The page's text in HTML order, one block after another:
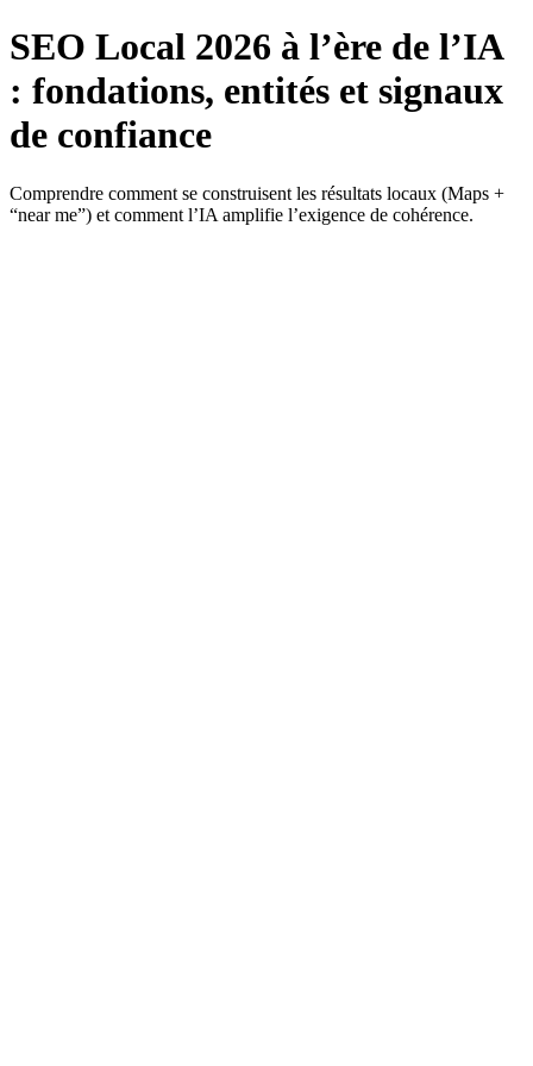
SEO Local 2026 à l’ère de l’IA
: fondations, entités et signaux
de confiance
Comprendre comment se construisent les résultats locaux (Maps +
“near me”) et comment l’IA amplifie l’exigence de cohérence.